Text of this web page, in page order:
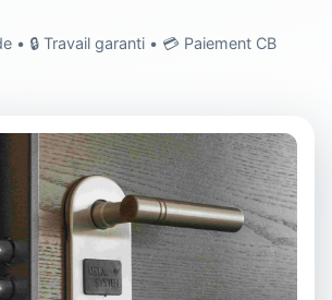
• 🔒 Travail garanti • 💳 Paiement CB